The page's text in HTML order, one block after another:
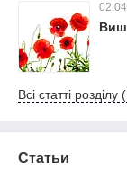
Всі статті розділу
Статьи